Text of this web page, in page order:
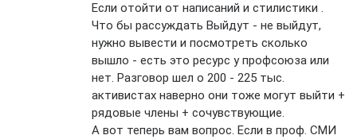
Если отойти от написаний и стилистики .
Что бы рассуждать Выйдут - не выйдут,
нужно вывести и посмотреть сколько
вышло - есть это ресурс у профсоюза или
нет. Разговор шел о 200 - 225 тыс.
активистах наверно они тоже могут выйти +
рядовые члены + сочувствующие.
А вот теперь вам вопрос. Если в проф. СМИ